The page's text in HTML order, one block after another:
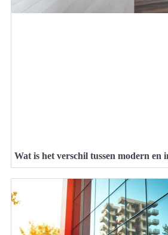
Wat is het verschil tussen modern en